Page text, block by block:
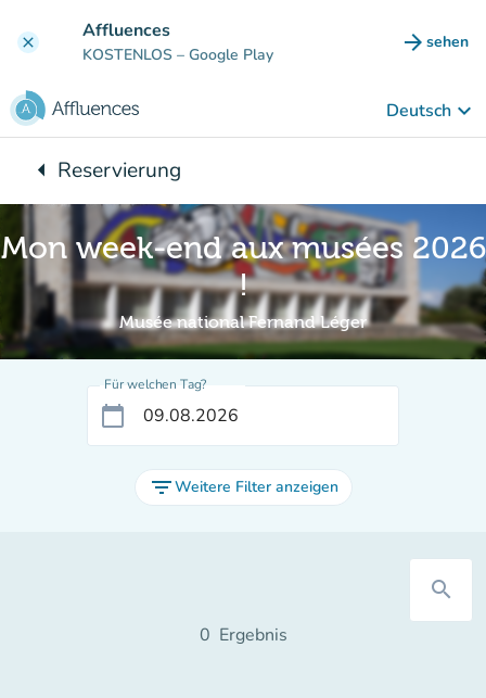
clear Affluences
KOSTENLOS – Google Play arrow_forward sehen
(new
Deutsch keyboard_arrow_down
arrow_leftZurück zu:
Reservierung
Mon week-end aux musées 2026
!
Musée national Fernand Léger
Für welchen Tag?
calendar_today
filter_listWeitere Filter anzeigen
search
0 Ergebnis